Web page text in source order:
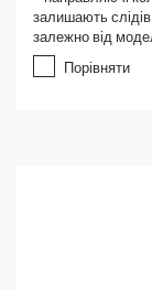
.залишають
залежно від
Порівняти